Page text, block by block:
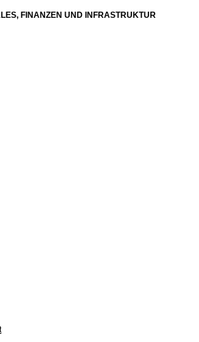
FINANZEN UND INFRASTRUKTUR